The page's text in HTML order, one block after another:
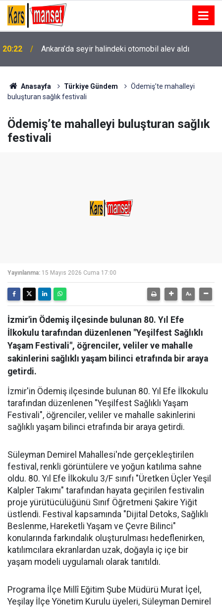
20:22 Ankara’da seyir halindeki otomobil alev aldı
20:16
Yaralı
Anasayfa Türkiye Gündem
Ödemiş’te mahalleyi
buluşturan sağlık festivali
Ödemiş’te mahalleyi buluşturan sağlık
festivali
Yayınlanma: 15 Mayıs 2026 Cuma 17:00
İzmir'in Ödemiş ilçesinde bulunan 80. Yıl Efe
İlkokulu tarafından düzenlenen "Yeşilfest Sağlıklı
Yaşam Festivali", öğrenciler, veliler ve mahalle
sakinlerini sağlıklı yaşam bilinci etrafında bir araya
getirdi.
İzmir'in Ödemiş ilçesinde bulunan 80. Yıl Efe İlkokulu
tarafından düzenlenen "Yeşilfest Sağlıklı Yaşam
Festivali", öğrenciler, veliler ve mahalle sakinlerini
sağlıklı yaşam bilinci etrafında bir araya getirdi.
Süleyman Demirel Mahallesi'nde gerçekleştirilen
festival, renkli görüntülere ve yoğun katılıma sahne
oldu. 80. Yıl Efe İlkokulu 3/F sınıfı "Üretken Üçler Yeşil
Kalpler Takımı" tarafından hayata geçirilen festivalin
proje yürütücülüğünü Sınıf Öğretmeni Şakire Yiğit
üstlendi. Festival kapsamında "Dijital Detoks, Sağlıklı
Beslenme, Hareketli Yaşam ve Çevre Bilinci"
konularında farkındalık oluşturulması hedeflenirken,
katılımcılara ekranlardan uzak, doğayla iç içe bir
yaşam modeli uygulamalı olarak tanıtıldı.
Programa İlçe Millî Eğitim Şube Müdürü Murat İçel,
Yeşilay İlçe Yönetim Kurulu üyeleri, Süleyman Demirel